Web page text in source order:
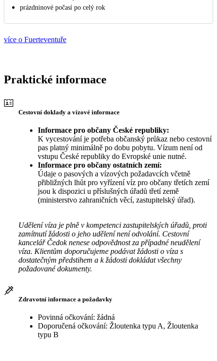
prázdninové počasí po celý rok
více o Fuerteventuře
Praktické informace
Cestovní doklady a vízové informace
Informace pro občany České republiky:
K vycestování je potřeba občanský průkaz nebo cestovní
pas platný minimálně po dobu pobytu. Vízum není od
vstupu České republiky do Evropské unie nutné.
Informace pro občany ostatních zemí:
Údaje o pasových a vízových požadavcích včetně
přibližných lhůt pro vyřízení víz pro občany třetích zemí
jsou k dispozici u příslušných úřadů třetí země
(ministerstvo zahraničních věcí, zastupitelský úřad).
Udělení víza je plně v kompetenci zastupitelských úřadů, proti
zamítnutí žádosti o jeho udělení není odvolání. Cestovní
kancelář Čedok nenese odpovědnost za případné neudělení
víza. Klientům doporučujeme podávat žádosti o víza s
dostatečným předstihem a k žádosti dokládat všechny
požadované dokumenty.
Zdravotní informace a požadavky
Povinná očkování: žádná
Doporučená očkování: Žloutenka typu A, Žloutenka
typu B